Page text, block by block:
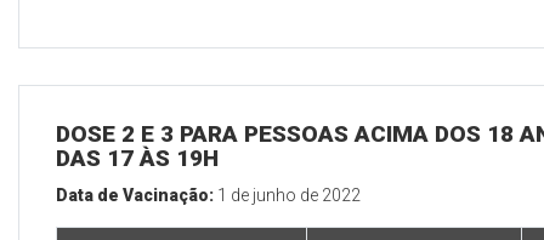
DOSE 2 E 3 PARA PESSOAS ACIMA DOS 18
DAS 17 ÀS 19H
Data de Vacinação: 1 de junho de 2022